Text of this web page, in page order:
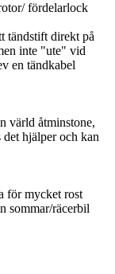
fördelarlock
tändstift direkt på
inte "ute" vid
en tändkabel
värld åtminstone,
det hjälper och kan
för mycket rost
sommar/räcerbil